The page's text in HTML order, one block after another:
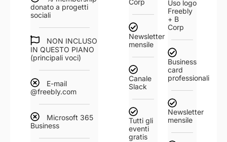
donato a progetti
sociali
NON INCLUSO
IN QUESTO PIANO
(principali voci)
E-mail
@freebly.com
Microsoft 365
Business
Corp
Newsletter
mensile
Canale
Slack
Tutti gli
eventi
gratis
Uso logo
Freebly
+ B
Corp
Business
card
professionali
Newsletter
mensile